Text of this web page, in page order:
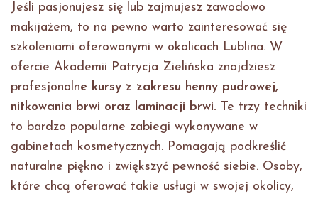
Jeśli pasjonujesz się lub zajmujesz zawodowo
makijażem, to na pewno warto zainteresować się
szkoleniami oferowanymi w okolicach Lublina. W
ofercie Akademii Patrycja Zielińska znajdziesz
profesjonalne kursy z zakresu henny pudrowej,
nitkowania brwi oraz laminacji brwi. Te trzy techniki
to bardzo popularne zabiegi wykonywane w
gabinetach kosmetycznych. Pomagają podkreślić
naturalne piękno i zwiększyć pewność siebie. Osoby,
które chcą oferować takie usługi w swojej okolicy,